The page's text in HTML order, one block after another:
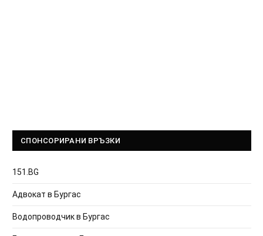
СПОНСОРИРАНИ ВРЪЗКИ
151.BG
Адвокат в Бургас
Водопроводчик в Бургас